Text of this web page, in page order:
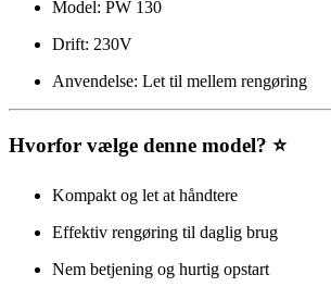
Model: PW 130
Drift: 230V
Anvendelse: Let til mellem rengøring
Hvorfor vælge denne model? ⭐
Kompakt og let at håndtere
Effektiv rengøring til daglig brug
Nem betjening og hurtig opstart